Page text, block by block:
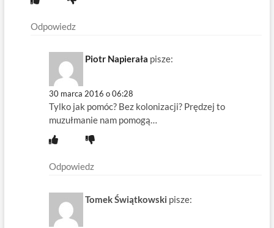
Odpowiedz
Piotr Napierała pisze:
30 marca 2016 o 06:28
Tylko jak pomóc? Bez kolonizacji? Prędzej to
muzułmanie nam pomogą…
Odpowiedz
Tomek Świątkowski pisze: